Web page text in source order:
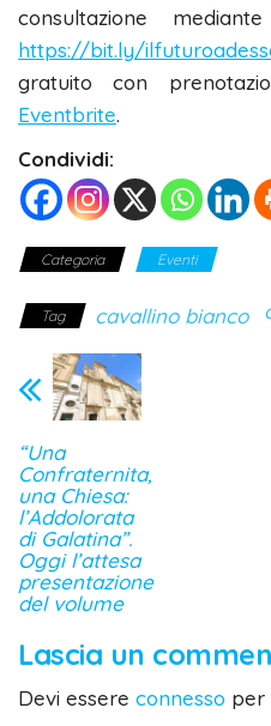
consultazione
https://bit.ly/
gratuito con
Eventbrite.
Condividi:
Categoria Eventi
Tag cavallino bianco
“Una
Confraternita,
una Chiesa:
l’Addolorata
di Galatina”.
Oggi l’attesa
presentazione
del volume
Lascia un
Devi essere connesso per